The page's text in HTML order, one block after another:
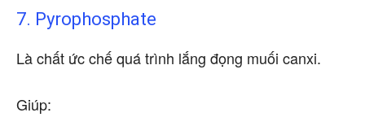
7. Pyrophosphate
Là chất ức chế quá trình lắng đọng muối canxi.
Giúp: